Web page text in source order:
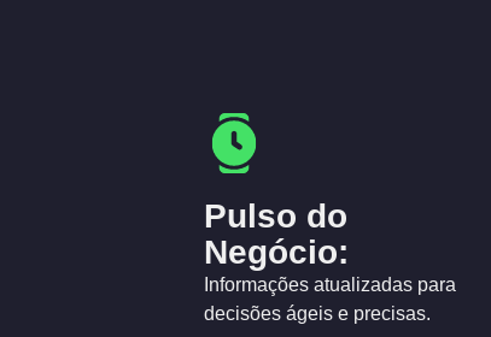
Pulso do
Negócio:
Informações atualizadas para
decisões ágeis e precisas.